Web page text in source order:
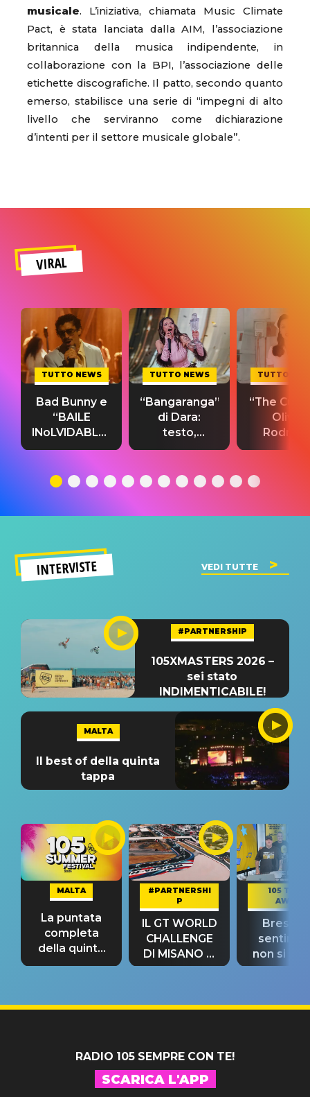
musicale. L’iniziativa, chiamata Music Climate
Pact, è stata lanciata dalla AIM, l’associazione
britannica della musica indipendente, in
collaborazione con la BPI, l’associazione delle
etichette discografiche. Il patto, secondo quanto
emerso, stabilisce una serie di “impegni di alto
livello che serviranno come dichiarazione
d’intenti per il settore musicale globale”.
VIRAL
TUTTO NEWS
Bad Bunny e
“BAILE
INoLVIDABLE”:
testo,
significato
TUTTO NEWS
“Bangaranga”
di Dara:
testo,
traduzione e
del singolo
TUTTO
“The
Olivia
testo,
INTERVISTE VEDI TUTTE
#PARTNERSHIP
105XMASTERS 2026 –
sei stato
INDIMENTICABILE!
MALTA
Il best of della quinta
tappa
MALTA
La puntata
completa
della quinta
tappa
#PARTNERSHI
P
IL GT WORLD
CHALLENGE
DI MISANO si
riconferma
105 TAKE
AWAY
Bresh:
non si
fino alla
RADIO 105 SEMPRE CON TE!
SCARICA L'APP